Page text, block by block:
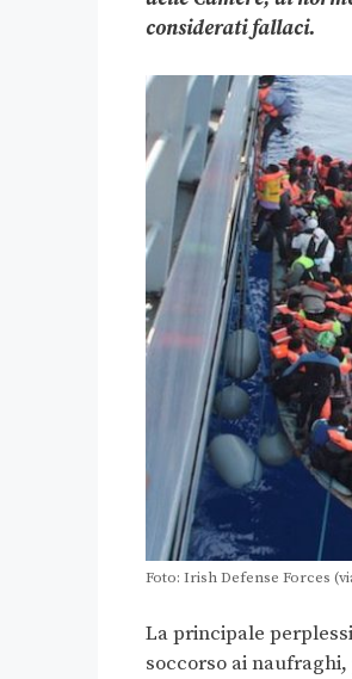
considerati fallaci.
Foto: Irish Defense Forces
La principale
soccorso ai